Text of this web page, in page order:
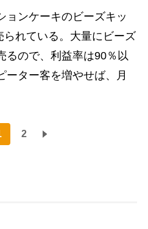
ンケーキのビーズキッ
られている。大量にビーズ
るので、利益率は90％以
ーター客を増やせば、月
2